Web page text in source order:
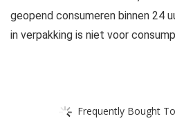
geopend consumeren binnen 24
in verpakking is niet voor
Frequently Bought